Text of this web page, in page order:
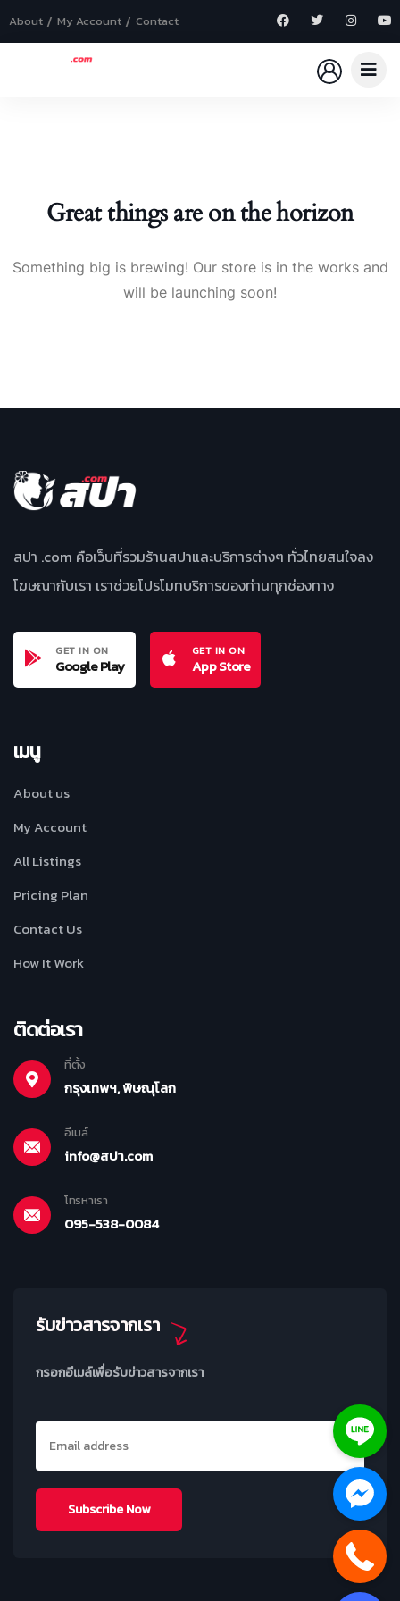
About My Account Contact
Great things are on the horizon
Something big is brewing! Our store is in the works and
will be launching soon!
สปา .com คือเว็บที่รวมร้านสปาและบริการต่างๆ ทั่วไทยสนใจลง
โฆษณากับเรา เราช่วยโปรโมทบริการของท่านทุกช่องทาง
GET IN ON
Google Play
GET IN ON
App Store
เมนู
About us
My Account
All Listings
Pricing Plan
Contact Us
How It Work
ติดต่อเรา
ที่ตั้ง
กรุงเทพฯ, พิษณุโลก
อีเมล์
info@สปา.com
โทรหาเรา
095-538-0084
รับข่าวสารจากเรา
กรอกอีเมล์เพื่อรับข่าวสารจากเรา